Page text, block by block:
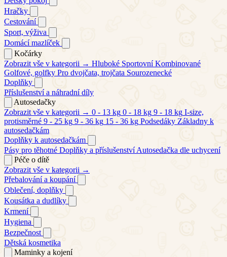
Hračky
Cestování
Sport, výživa
Domácí mazlíček
Kočárky
Zobrazit vše v kategorii → Hluboké Sportovní Kombinované
Golfové, golfky Pro dvojčata, trojčata Sourozenecké
Doplňky
Příslušenství a náhradní díly
Autosedačky
Zobrazit vše v kategorii → 0 - 13 kg 0 - 18 kg 9 - 18 kg I-size,
protisměrné 9 - 25 kg 9 - 36 kg 15 - 36 kg Podsedáky Základny k
autosedačkám
Doplňky k autosedačkám
Pásy pro těhotné Doplňky a příslušenství Autosedačka dle uchycení
Péče o dítě
Zobrazit vše v kategorii →
Přebalování a koupání
Oblečení, doplňky
Kousátka a dudlíky
Krmení
Hygiena
Bezpečnost
Dětská kosmetika
Maminky a kojení